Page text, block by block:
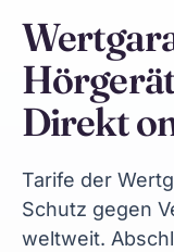
Direkt
Tarife der
Schutz gegen
weltweit.